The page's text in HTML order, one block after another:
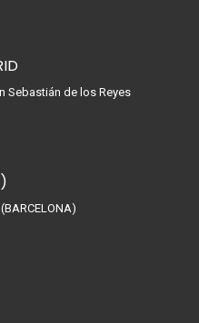
Sebastián de los Reyes